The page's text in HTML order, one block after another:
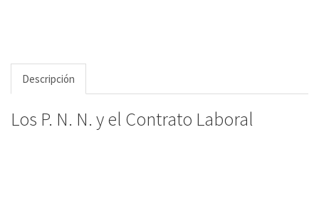
Descripción
Los P. N. N. y el Contrato Laboral